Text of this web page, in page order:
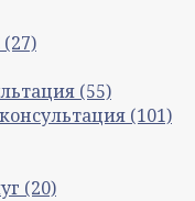
(27)
(55)
(101)
(20)